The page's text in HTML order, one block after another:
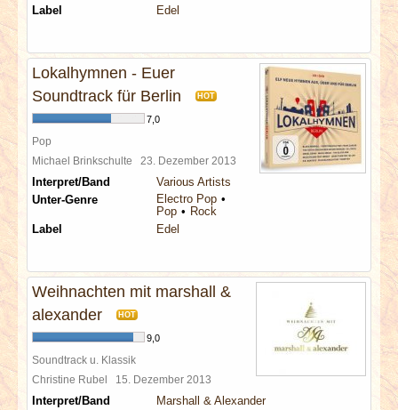
Label
Edel
Lokalhymnen - Euer
Soundtrack für Berlin
HOT
7,0
Pop
Michael Brinkschulte 23. Dezember 2013
Interpret/Band
Various Artists
Unter-Genre
Electro Pop
Pop
Rock
Label
Edel
Weihnachten mit marshall &
alexander
HOT
9,0
Soundtrack u. Klassik
Christine Rubel 15. Dezember 2013
Interpret/Band
Marshall & Alexander